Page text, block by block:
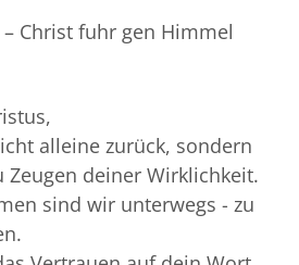
Christ fuhr gen Himmel
alleine zurück, sondern
Zeugen deiner Wirklichkeit.
sind wir unterwegs - zu